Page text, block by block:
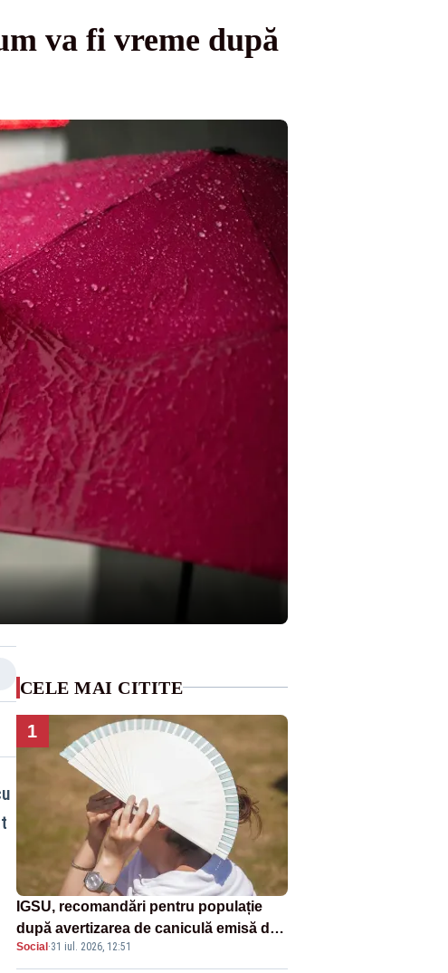
va fi vreme după
CELE MAI CITITE
1
IGSU, recomandări pentru populație
după avertizarea de caniculă emisă de
meteorologi
Social·31 iul. 2026, 12:51